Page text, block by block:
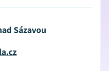
Sázavou